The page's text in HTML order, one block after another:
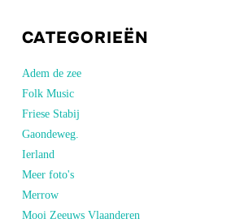
CATEGORIEËN
Adem de zee
Folk Music
Friese Stabij
Gaondeweg.
Ierland
Meer foto's
Merrow
Mooi Zeeuws Vlaanderen